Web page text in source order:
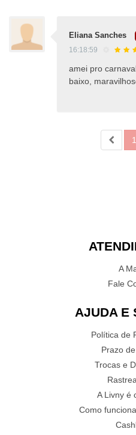
Eliana Sanches
16:18:59
amei pro
baixo,
1
A
Fale
AJUDA E
Política de
Prazo
Trocas e
A Livny é
Como